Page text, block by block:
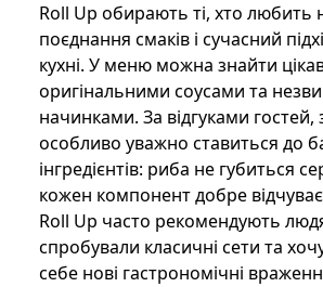
Roll Up обирають ті, хто любить
поєднання смаків і сучасний
кухні. У меню можна знайти
оригінальними соусами та
начинками. За відгуками гостей,
особливо уважно ставиться до
інгредієнтів: риба не губиться
кожен компонент добре
Roll Up часто рекомендують
спробували класичні сети та
себе нові гастрономічні